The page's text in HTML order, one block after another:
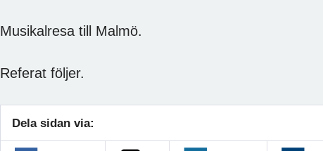
Musikalresa till Malmö.
Referat följer.
Dela sidan via: